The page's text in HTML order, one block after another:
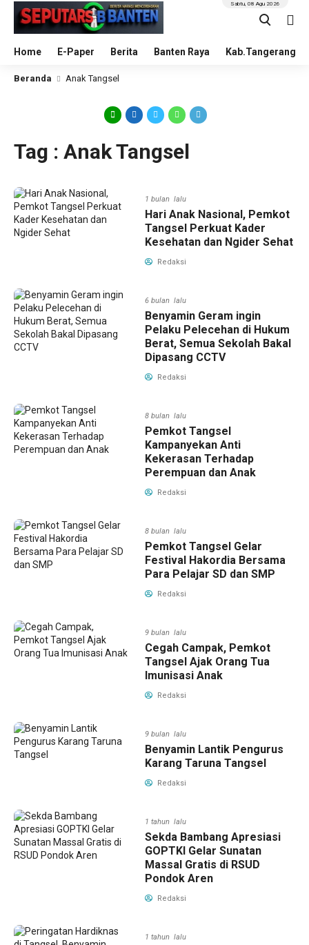
Home E-Paper Berita Banten Raya Kab.Tangerang
Sabtu, 08 Agu 2026
Beranda Anak Tangsel
Tag : Anak Tangsel
1 bulan lalu
Hari Anak Nasional, Pemkot
Tangsel Perkuat Kader
Kesehatan dan Ngider Sehat
Redaksi
6 bulan lalu
Benyamin Geram ingin
Pelaku Pelecehan di Hukum
Berat, Semua Sekolah Bakal
Dipasang CCTV
Redaksi
8 bulan lalu
Pemkot Tangsel
Kampanyekan Anti
Kekerasan Terhadap
Perempuan dan Anak
Redaksi
8 bulan lalu
Pemkot Tangsel Gelar
Festival Hakordia Bersama
Para Pelajar SD dan SMP
Redaksi
9 bulan lalu
Cegah Campak, Pemkot
Tangsel Ajak Orang Tua
Imunisasi Anak
Redaksi
9 bulan lalu
Benyamin Lantik Pengurus
Karang Taruna Tangsel
Redaksi
1 tahun lalu
Sekda Bambang Apresiasi
GOPTKI Gelar Sunatan
Massal Gratis di RSUD
Pondok Aren
Redaksi
1 tahun lalu